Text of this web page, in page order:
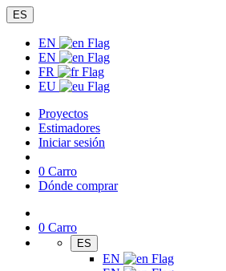
ES
EN
EN
FR
EU
Proyectos
Estimadores
Iniciar sesión
0 Carro
Dónde comprar
0 Carro
ES
EN